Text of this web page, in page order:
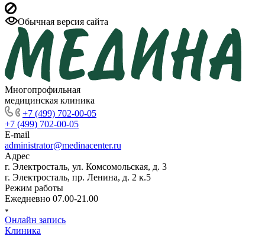
Обычная версия сайта
Многопрофильная
медицинская клиника
+7 (499) 702-00-05
+7 (499) 702-00-05
E-mail
administrator@medinacenter.ru
Адрес
г. Электросталь, ул. Комсомольская, д. 3
г. Электросталь, пр. Ленина, д. 2 к.5
Режим работы
Ежедневно 07.00-21.00
Онлайн запись
Клиника